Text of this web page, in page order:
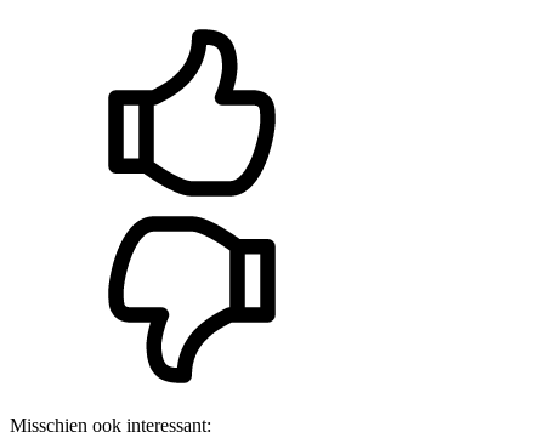
Misschien ook interessant: